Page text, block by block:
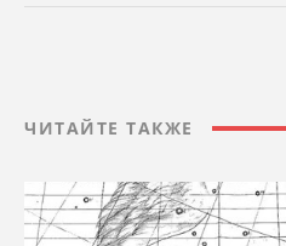
ЧИТАЙТЕ ТАКЖЕ